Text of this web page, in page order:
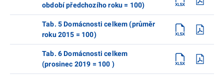
období předchozího roku = 100)
Tab. 5 Domácnosti celkem (průměr
roku 2015 = 100)
Tab. 6 Domácnosti celkem
(prosinec 2019 = 100 )